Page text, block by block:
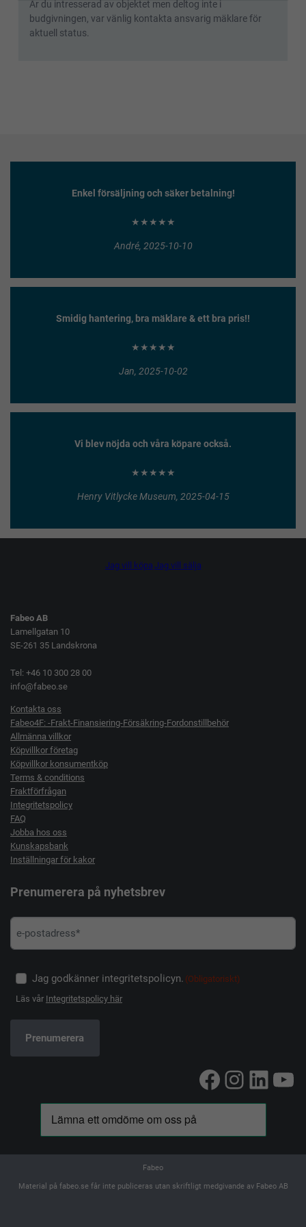
Är du intresserad av objektet men deltog inte i
budgivningen, var vänlig kontakta ansvarig mäklare för
aktuell status.
Enkel försäljning och säker betalning!
★★★★★
André, 2025-10-10
Smidig hantering, bra mäklare & ett bra pris!!
★★★★★
Jan, 2025-10-02
Vi blev nöjda och våra köpare också.
★★★★★
Henry Vitlycke Museum, 2025-04-15
Jag vill köpa Jag vill sälja
Fabeo AB
Lamellgatan 10
SE-261 35 Landskrona
Tel: +46 10 300 28 00
info@fabeo.se
Kontakta oss
Fabeo4F: -Frakt-Finansiering-Försäkring-Fordonstillbehör
Allmänna villkor
Köpvillkor företag
Köpvillkor konsumentköp
Terms & conditions
Fraktförfrågan
Integritetspolicy
FAQ
Jobba hos oss
Kunskapsbank
Inställningar för kakor
Prenumerera på nyhetsbrev
Jag godkänner integritetspolicyn. (Obligatoriskt)
Läs vår Integritetspolicy här
Facebook
Fabeo
Material på fabeo.se får inte publiceras utan skriftligt medgivande av Fabeo AB